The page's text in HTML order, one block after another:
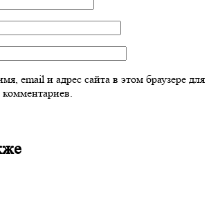
email и адрес сайта в этом браузере для